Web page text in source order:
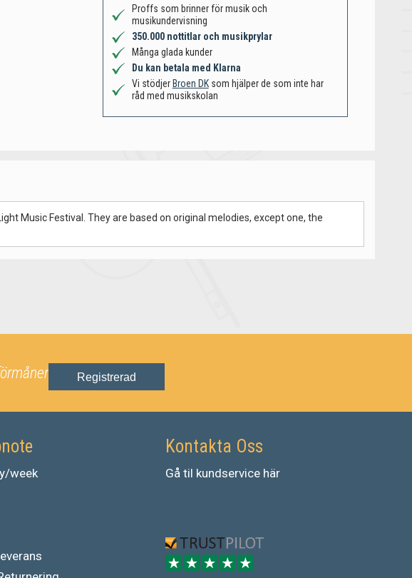
Proffs som brinner för musik och
musikundervisning
350.000 nottitlar och musikprylar
Många glada kunder
Du kan betala med Klarna
Vi stödjer Broen DKsom hjälper de som inte har
råd med musikskolan
Music Festival. They are based on original melodies, except one, the
Registrerad
week
Kontakta Oss
Gå til kundservice här